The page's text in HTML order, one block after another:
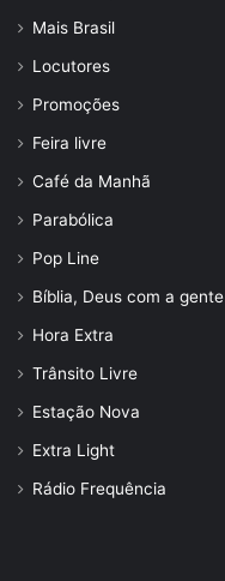
Mais Brasil
Locutores
Promoções
Feira livre
Café da Manhã
Parabólica
Pop Line
Bíblia, Deus com a gente
Hora Extra
Trânsito Livre
Estação Nova
Extra Light
Rádio Frequência